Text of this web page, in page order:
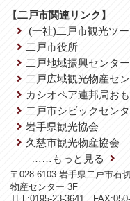
【二戸市関連リンク】
(一社)二戸市観光ツ
二戸市役所
二戸地域振興センター
二戸広域観光物産セ
カシオペア連邦局お
二戸市シビックセン
岩手県観光協会
久慈市観光物産協会
……もっと見る
〒028-6103 岩手県二戸市石
物産センター 3F
TEL:0195-23-3641